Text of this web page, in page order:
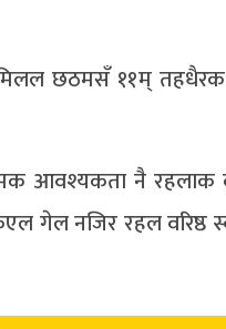
मिलल छठमसँ ११म्
आवश्यकता नै रहलाक
गेल नजिर रहल वरिष्ठ